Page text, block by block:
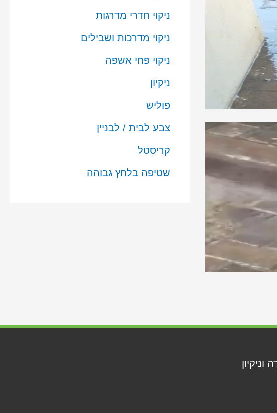
ניקוי חדרי מדרגות
ניקוי מדרכות ושבילים
ניקוי פחי אשפה
ניקיון
פוליש
צבע לבית / לבניין
קריסטל
שטיפה בלחץ גבוהה
וניקיון